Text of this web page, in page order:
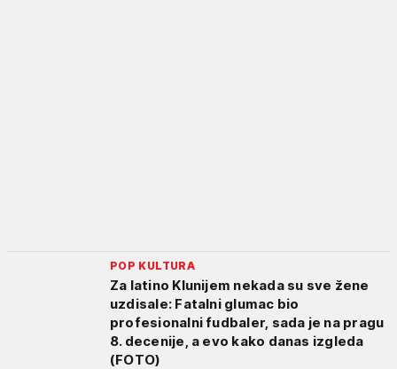
POP KULTURA
Za latino Klunijem nekada su sve žene
uzdisale: Fatalni glumac bio
profesionalni fudbaler, sada je na pragu
8. decenije, a evo kako danas izgleda
(FOTO)